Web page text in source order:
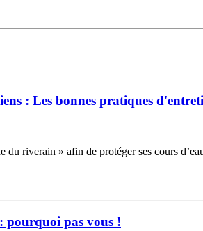
: Les bonnes pratiques
riverain » afin de protéger ses cours
pourquoi pas vous !